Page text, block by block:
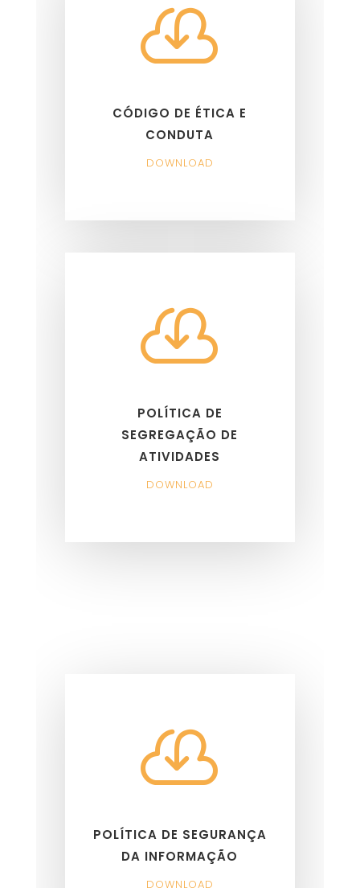

CÓDIGO DE ÉTICA E
CONDUTA
DOWNLOAD

POLÍTICA DE
SEGREGAÇÃO DE
ATIVIDADES
DOWNLOAD

POLÍTICA DE SEGURANÇA
DA INFORMAÇÃO
DOWNLOAD